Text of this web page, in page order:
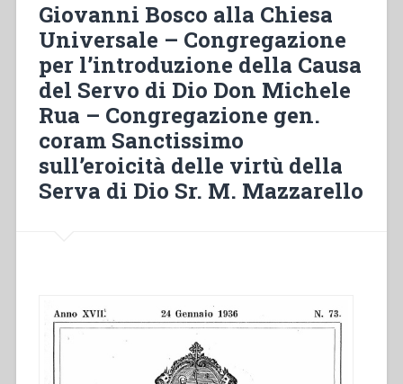
caso
di
Giovan
Battista
Francesia
1930)
e
di
Giovan
Battista
Giovanni Bosco alla Chiesa
Universale – Congregazione
per l’introduzione della Causa
del Servo di Dio Don Michele
Rua – Congregazione gen.
coram Sanctissimo
sull’eroicità delle virtù della
Serva di Dio Sr. M. Mazzarello